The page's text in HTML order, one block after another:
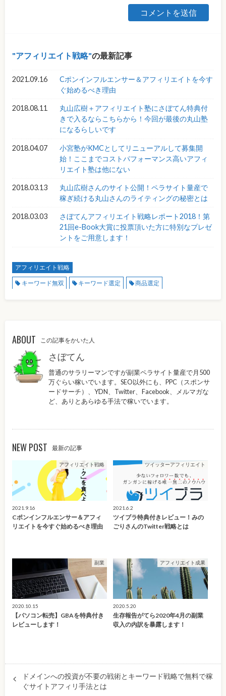
アフィリエイト戦略 の最新記事
2021.09.16
Cポンインフルエンサー＆アフィリエイトを今す
ぐ始めるべき理由
2018.08.11
丸山広樹＋アフィリエイト塾にさぼてん特典付
きで入るならこちらから！今回が最後の丸山塾
になるらしいです
2018.04.07
小宮塾がKMCとしてリニューアルして募集開
始！ここまでコストパフォーマンス高いアフィ
リエイト塾は他にない
2018.03.13
丸山広樹さんのサイト公開！ペラサイト量産で
稼ぎ続ける丸山さんのライティングの秘密とは
2018.03.03
さぼてんアフィリエイト戦略レポート2018！第
21回e-Book大賞に投票頂いた方に特別なプレゼ
ントをご用意します！
アフィリエイト戦略
キーワード無双
キーワード選定 商品選定
ABOUT この記事をかいた人
さぼてん
普通のサラリーマンですが副業ペラサイト量産で月500
万ぐらい稼いでいます。SEO以外にも、PPC（スポンサ
ードサーチ）、YDN、Twitter、Facebook、メルマガな
ど、ありとあらゆる手法で稼いでいます。
NEW POST 最新の記事
アフィリエイト戦略
2021.9.16
Cポンインフルエンサー＆アフィ
リエイトを今すぐ始めるべき理由
ツイッターアフィリエイト
2021.6.2
ツイブラ特典付きレビュー！みの
ごりさんのTwitter戦略とは
副業
2020.10.15
【パソコン転売】GBAを特典付き
レビューします！
アフィリエイト成果
2020.5.20
生存報告がてら2020年4月の副業
収入の内訳を暴露します！
ドメインへの投資が不要の戦術とキーワード戦略で無料で稼
ぐサイトアフィリ手法とは